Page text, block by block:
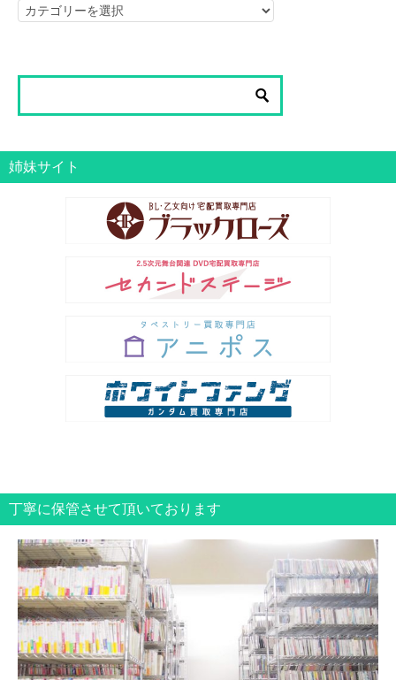
ブ
一
姉妹サイト
丁寧に保管させて頂いております